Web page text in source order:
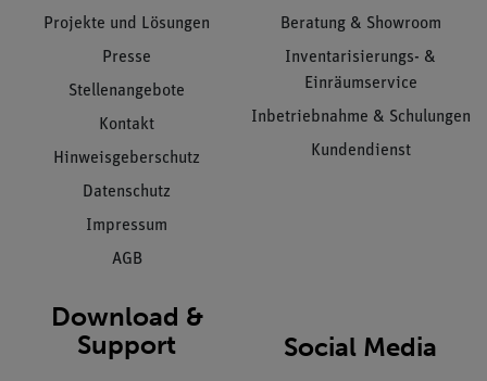
Projekte und Lösungen
Presse
Stellenangebote
Kontakt
Hinweisgeberschutz
Datenschutz
Impressum
AGB
Beratung & Showroom
Inventarisierungs- &
Einräumservice
Inbetriebnahme & Schulungen
Kundendienst
Download &
Support
Social Media